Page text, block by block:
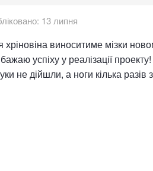
13 липня
хріновіна виноситиме мізки
успіху у реалізації проекту!
не дійшли, а ноги кілька разів